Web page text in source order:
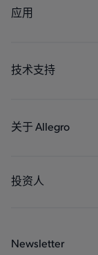
调节
应用
工业
技术支持
封装
关于 Allegro
人才招聘
联系我们
投资人
Newsletter